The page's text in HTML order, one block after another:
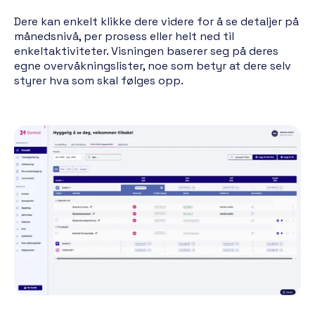
Dere kan enkelt klikke dere videre for å se detaljer på
månedsnivå, per prosess eller helt ned til
enkeltaktiviteter. Visningen baserer seg på deres
egne overvåkningslister, noe som betyr at dere selv
styrer hva som skal følges opp.